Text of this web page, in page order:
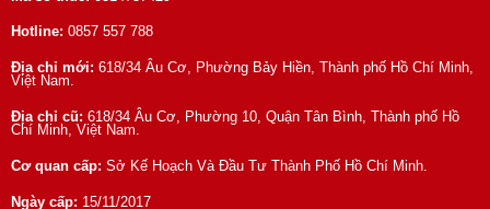
Hotline: 0857 557 788
Địa chỉ mới: 618/34 Âu Cơ, Phường Bảy Hiền, Thành phố Hồ Chí Minh,
Việt Nam.
Địa chỉ cũ: 618/34 Âu Cơ, Phường 10, Quận Tân Bình, Thành phố Hồ
Chí Minh, Việt Nam.
Cơ quan cấp: Sở Kế Hoạch Và Đầu Tư Thành Phố Hồ Chí Minh.
Ngày cấp: 15/11/2017